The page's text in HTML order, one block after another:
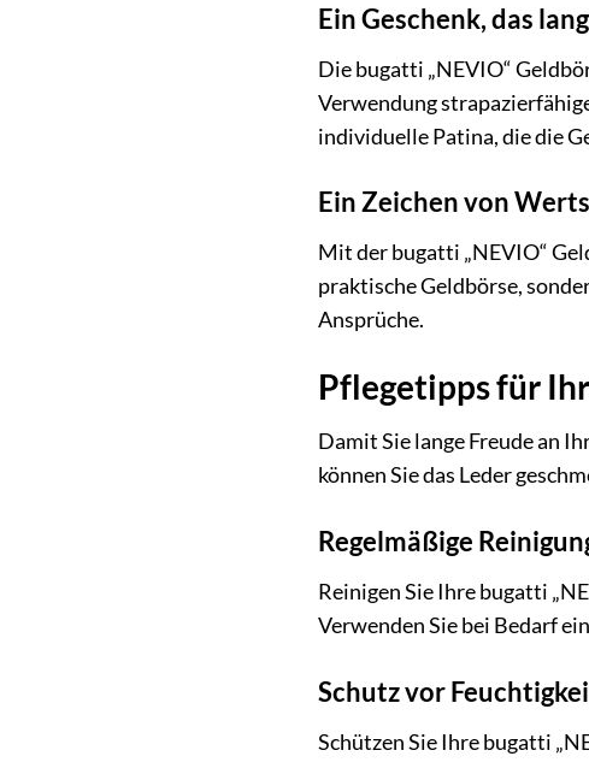
Ein Geschenk, das
Die bugatti „NEVIO“
Verwendung
individuelle Patina, die die
Ein Zeichen von
Mit der bugatti „NEVIO“
praktische Geldbörse,
Ansprüche.
Pflegetipps für
Damit Sie lange Freude an
können Sie das Leder
Regelmäßige
Reinigen Sie Ihre bugatti
Verwenden Sie bei Bedarf
Schutz vor
Schützen Sie Ihre bugatti